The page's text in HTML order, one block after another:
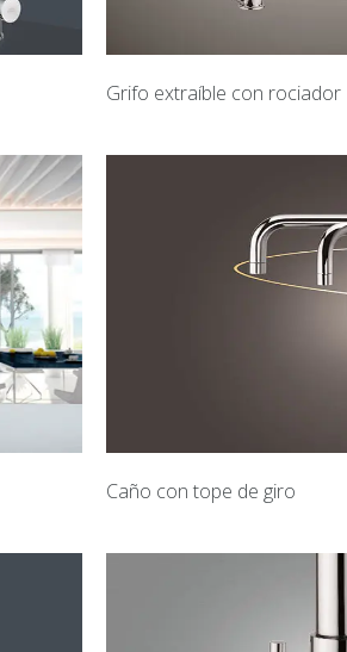
Grifo extraíble con rociador
Caño con tope de giro